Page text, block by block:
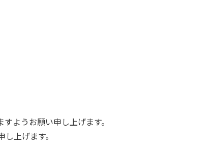
ようお願い申し上げます。
上げます。